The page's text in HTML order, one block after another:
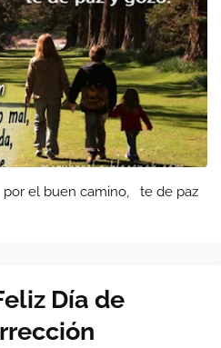
Día de